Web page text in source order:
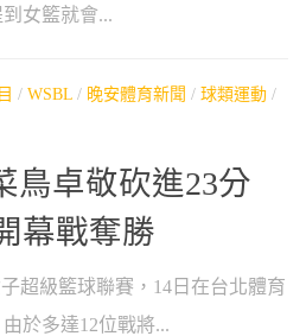
女籃就會...
/ WSBL / 晚安體育新聞 / 球類運動 /
鳥卓敬砍進23分
幕戰奪勝
超級籃球聯賽，14日在台北體育
於多達12位戰將...